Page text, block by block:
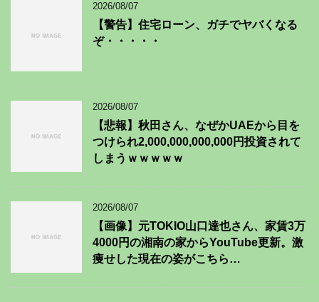
2026/08/07
【警告】住宅ローン、ガチでヤバくなる
ぞ・・・・・
2026/08/07
【悲報】秋田さん、なぜかUAEから目を
つけられ2,000,000,000,000円投資されて
しまうｗｗｗｗｗ
2026/08/07
【画像】元TOKIO山口達也さん、家賃3万
4000円の湘南の家からYouTube更新。激
痩せした現在の姿がこちら…